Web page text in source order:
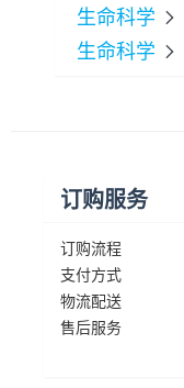
生命科学

生命科学

订购服务
订购流程
支付方式
物流配送
售后服务